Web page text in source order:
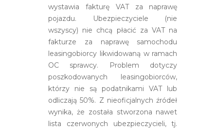
wystawia fakturę VAT za naprawę
pojazdu. Ubezpieczyciele (nie
wszyscy) nie chcą płacić za VAT na
fakturze za naprawę samochodu
leasingobiorcy likwidowaną w ramach
OC sprawcy. Problem dotyczy
poszkodowanych leasingobiorców,
którzy nie są podatnikami VAT lub
odliczają 50%. Z nieoficjalnych źródeł
wynika, że została stworzona nawet
lista czerwonych ubezpieczycieli, tj.